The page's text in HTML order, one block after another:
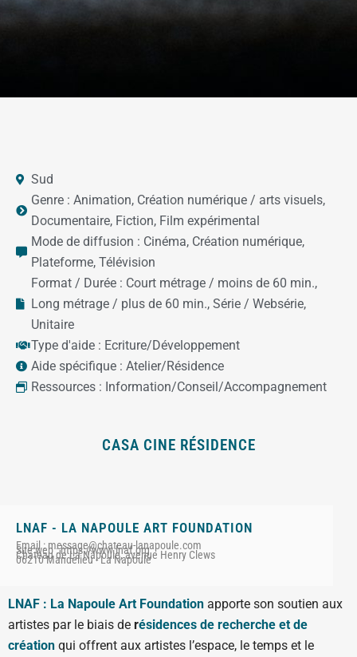
Sud
Genre : Animation, Création numérique / arts visuels,
Documentaire, Fiction, Film expérimental
Mode de diffusion : Cinéma, Création numérique,
Plateforme, Télévision
Format / Durée : Court métrage / moins de 60 min.,
Long métrage / plus de 60 min., Série / Websérie,
Unitaire
Type d'aide : Ecriture/Développement
Aide spécifique : Atelier/Résidence
Ressources : Information/Conseil/Accompagnement
CASA CINE RÉSIDENCE
LNAF - LA NAPOULE ART FOUNDATION
Email : message@chateau-lanapoule.com
Site web : https://www.lnaf.org
Château de La Napoule, avenue Henry Clews
06210 Mandelieu - La Napoule
LNAF : La Napoule Art Foundation apporte son soutien aux
artistes par le biais de résidences de recherche et de
création qui offrent aux artistes l’espace, le temps et le